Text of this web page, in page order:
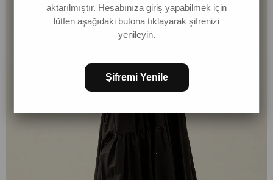
aktarılmıştır. Hesabınıza giriş yapabilmek için
lütfen aşağıdaki butona tıklayarak şifrenizi
yenileyin.
Şifremi Yenile